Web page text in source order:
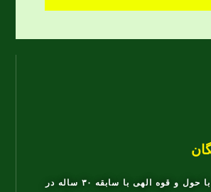
شرکت دشتیار با حول و قوه الهی با سابقه ۳۰ ساله در